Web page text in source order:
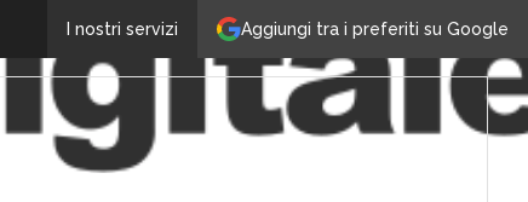
Aggiungi tra i preferiti su Google
I nostri servizi